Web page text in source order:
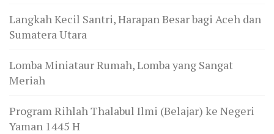
Langkah Kecil Santri, Harapan Besar bagi Aceh dan
Sumatera Utara
Lomba Miniataur Rumah, Lomba yang Sangat
Meriah
Program Rihlah Thalabul Ilmi (Belajar) ke Negeri
Yaman 1445 H